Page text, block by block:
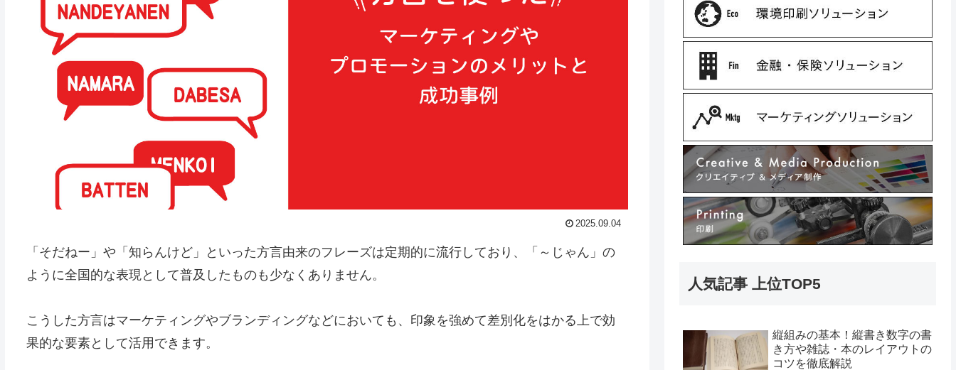
2025.09.04
「そだねー」や「知らんけど」といった方言由来のフレーズは定期的に流行しており、「～じゃん」の
ように全国的な表現として普及したものも少なくありません。
こうした方言はマーケティングやブランディングなどにおいても、印象を強めて差別化をはかる上で効
果的な要素として活用できます。
人気記事 上位TOP5
縦組みの基本！縦書き数字の書
き方や雑誌・本のレイアウトの
コツを徹底解説